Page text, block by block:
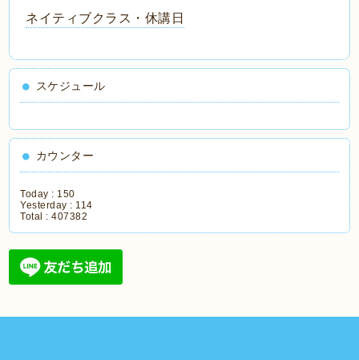
ネイティブクラス・休講日
スケジュール
カウンター
Today : 150
Yesterday : 114
Total :407382